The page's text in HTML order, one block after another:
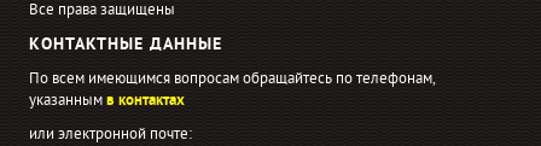
Все права защищены
КОНТАКТНЫЕ ДАННЫЕ
По всем имеющимся вопросам обращайтесь по телефонам,
указаннымв контактах
или электронной почте: